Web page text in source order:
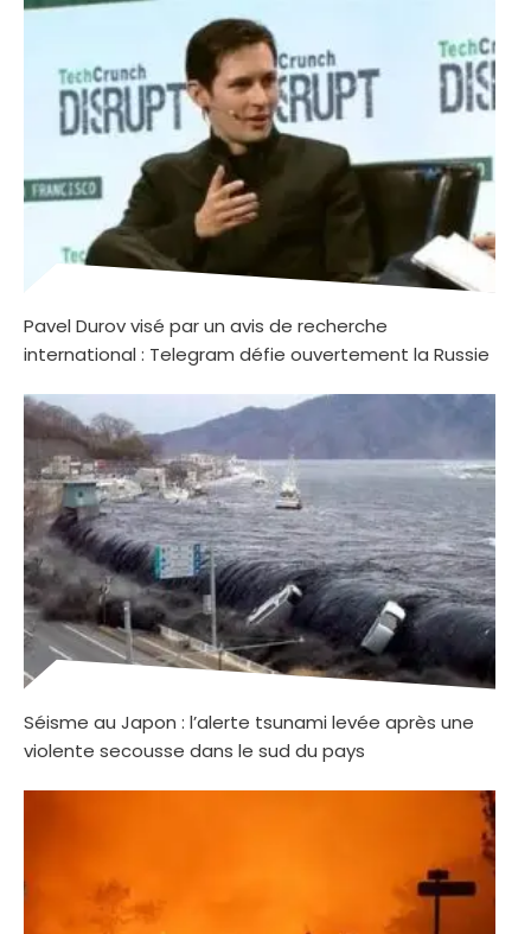
Pavel Durov visé par un avis de recherche
international : Telegram défie ouvertement la Russie
Séisme au Japon : l’alerte tsunami levée après une
violente secousse dans le sud du pays